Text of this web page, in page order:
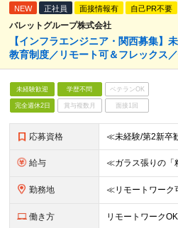
NEW 正社員 面接情報有 自己PR不要
バレットグループ株式会社
【インフラエンジニア・関西募集】
教育制度／リモート可＆フレックス
未経験歓迎 学歴不問 ベテランOK
完全週休2日 賞与複数月 面接1回
応募資格
給与
勤務地
働き方 リモートワークOK